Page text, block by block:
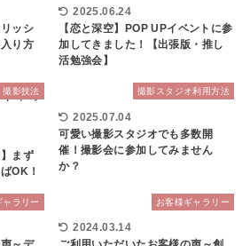
ッシ
り方
2025.06.24
【恋と深空】POP UPイベントに参
加してきました！【出張版・推し
活勉強会】
撮影技法
まず
OK！
撮影スタジオ利用方法
2025.07.04
可愛い撮影スタジオでも多数開
催！撮影会に参加してみません
か？
ャラリー お客様ギャラリー
2024.03.14